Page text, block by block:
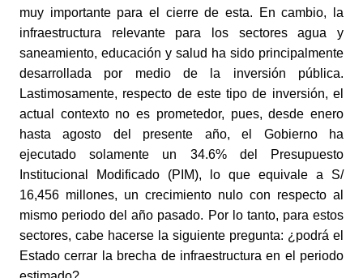
muy importante para el cierre de esta. En cambio, la
infraestructura relevante para los sectores agua y
saneamiento, educación y salud ha sido principalmente
desarrollada por medio de la inversión pública.
Lastimosamente, respecto de este tipo de inversión, el
actual contexto no es prometedor, pues, desde enero
hasta agosto del presente año, el Gobierno ha
ejecutado solamente un 34.6% del Presupuesto
Institucional Modificado (PIM), lo que equivale a S/
16,456 millones, un crecimiento nulo con respecto al
mismo periodo del año pasado. Por lo tanto, para estos
sectores, cabe hacerse la siguiente pregunta: ¿podrá el
Estado cerrar la brecha de infraestructura en el periodo